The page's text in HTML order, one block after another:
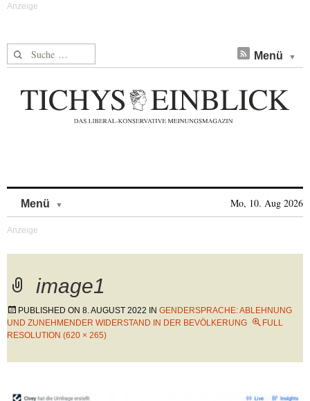
Suche nach: Menü
Menü Mo, 10. Aug 2026
image1
PUBLISHED ON 8. AUGUST 2022 IN GENDERSPRACHE: ABLEHNUNG
UND ZUNEHMENDER WIDERSTAND IN DER BEVÖLKERUNG
FULL
RESOLUTION (620 × 265)